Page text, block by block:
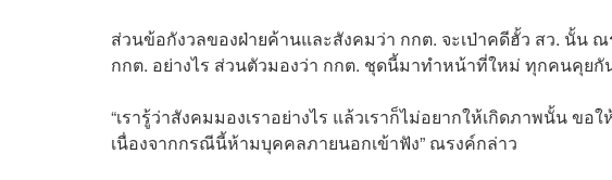
ส่วนข้อกังวลของฝ่ายค้านและสังคมว่า กกต. จะเป่าคดีฮั้ว สว. นั้น
กกต. อย่างไร ส่วนตัวมองว่า กกต. ชุดนี้มาทำหน้าที่ใหม่ ทุกคนคุย
“เรารู้ว่าสังคมมองเราอย่างไร แล้วเราก็ไม่อยากให้เกิดภาพนั้น ข
เนื่องจากกรณีนี้ห้ามบุคคลภายนอกเข้าฟัง” ณรงค์กล่าว